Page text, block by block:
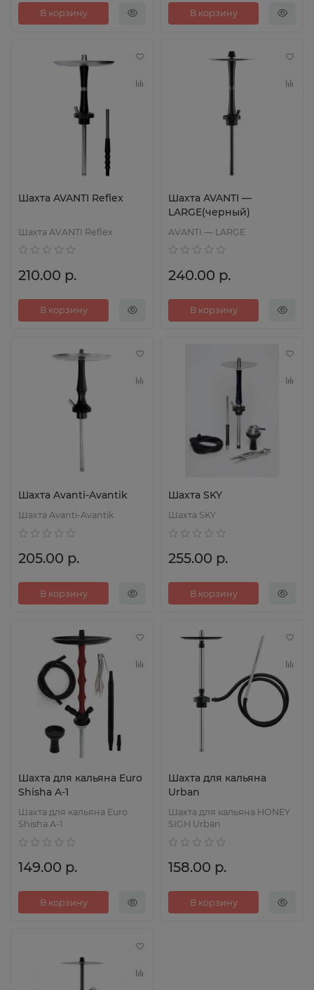
В корзину В корзину
Шахта AVANTI Reflex
Шахта AVANTI Reflex
210.00 р.
В корзину
Шахта AVANTI —
LARGE(черный)
AVANTI — LARGE
240.00 р.
В корзину
Шахта Avanti-Avantik
Шахта Avanti-Avantik
205.00 р.
В корзину
Шахта SKY
Шахта SKY
255.00 р.
В корзину
Шахта для кальяна Euro
Shisha A-1
Шахта для кальяна Euro
Shisha A-1
149.00 р.
В корзину
Шахта для кальяна
Urban
Шахта для кальяна HONEY
SIGH Urban
158.00 р.
В корзину